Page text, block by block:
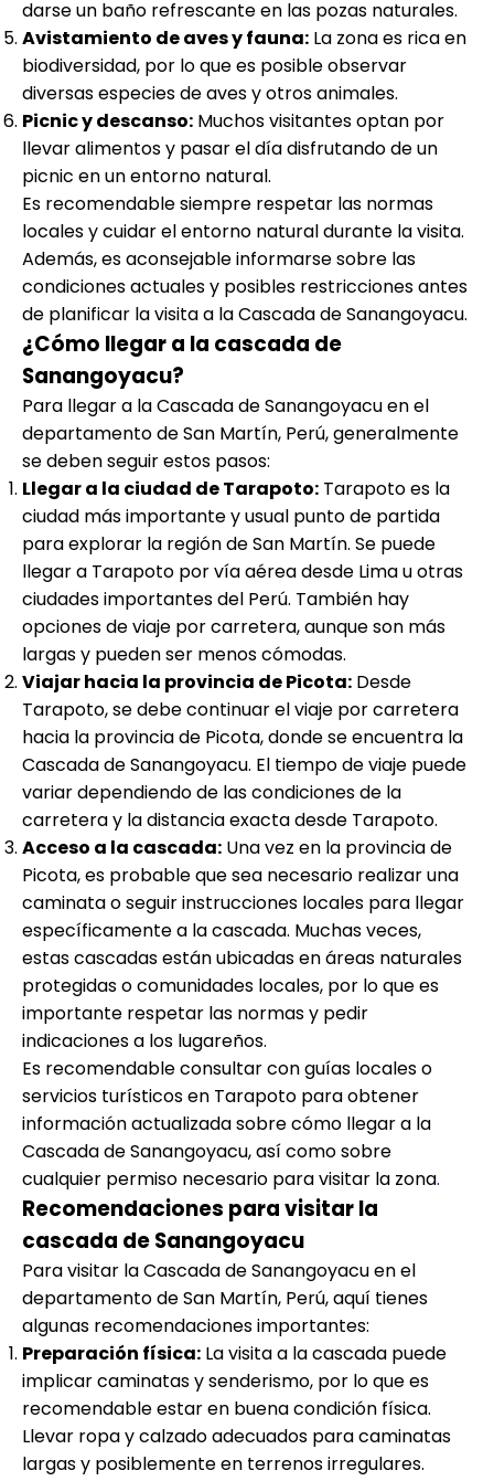
darse un baño refrescante en las pozas naturales.
Avistamiento de aves y fauna: La zona es rica en
biodiversidad, por lo que es posible observar
diversas especies de aves y otros animales.
Picnic y descanso: Muchos visitantes optan por
llevar alimentos y pasar el día disfrutando de un
picnic en un entorno natural.
Es recomendable siempre respetar las normas
locales y cuidar el entorno natural durante la visita.
Además, es aconsejable informarse sobre las
condiciones actuales y posibles restricciones antes
de planificar la visita a la Cascada de Sanangoyacu.
¿Cómo llegar a la cascada de
Sanangoyacu?
Para llegar a la Cascada de Sanangoyacu en el
departamento de San Martín, Perú, generalmente
se deben seguir estos pasos:
Llegar a la ciudad de Tarapoto: Tarapoto es la
ciudad más importante y usual punto de partida
para explorar la región de San Martín. Se puede
llegar a Tarapoto por vía aérea desde Lima u otras
ciudades importantes del Perú. También hay
opciones de viaje por carretera, aunque son más
largas y pueden ser menos cómodas.
Viajar hacia la provincia de Picota: Desde
Tarapoto, se debe continuar el viaje por carretera
hacia la provincia de Picota, donde se encuentra la
Cascada de Sanangoyacu. El tiempo de viaje puede
variar dependiendo de las condiciones de la
carretera y la distancia exacta desde Tarapoto.
Acceso a la cascada: Una vez en la provincia de
Picota, es probable que sea necesario realizar una
caminata o seguir instrucciones locales para llegar
específicamente a la cascada. Muchas veces,
estas cascadas están ubicadas en áreas naturales
protegidas o comunidades locales, por lo que es
importante respetar las normas y pedir
indicaciones a los lugareños.
Es recomendable consultar con guías locales o
servicios turísticos en Tarapoto para obtener
información actualizada sobre cómo llegar a la
Cascada de Sanangoyacu, así como sobre
cualquier permiso necesario para visitar la zona.
Recomendaciones para visitar la
cascada de Sanangoyacu
Para visitar la Cascada de Sanangoyacu en el
departamento de San Martín, Perú, aquí tienes
algunas recomendaciones importantes:
Preparación física: La visita a la cascada puede
implicar caminatas y senderismo, por lo que es
recomendable estar en buena condición física.
Llevar ropa y calzado adecuados para caminatas
largas y posiblemente en terrenos irregulares.